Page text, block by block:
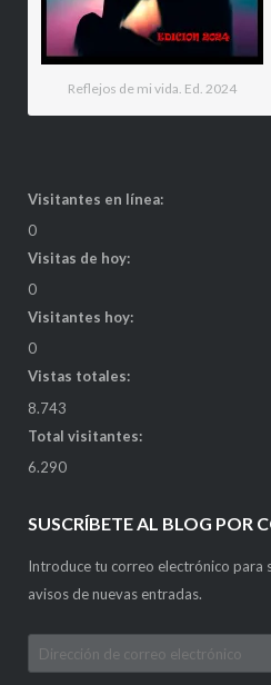
Reflejos de mi vida. Ed. 2024
Visitantes en línea:
0
Visitas de hoy:
0
Visitantes hoy:
0
Vistas totales:
8.743
Total visitantes:
6.290
SUSCRÍBETE AL BLOG POR
Introduce tu correo electrónico para
avisos de nuevas entradas.
Dirección
de